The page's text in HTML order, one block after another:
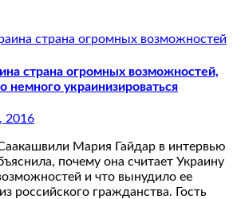
страна огромных возможностей,
немного украинизироваться
2016
Мария Гайдар в интервью
почему она считает Украину
и что вынудило ее
российского гражданства. Гость